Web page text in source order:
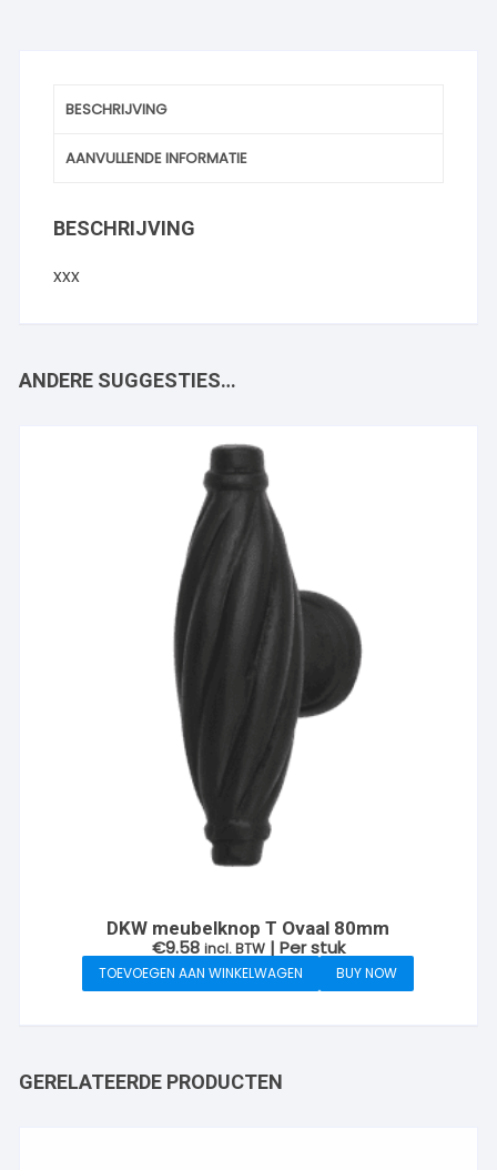
BESCHRIJVING
AANVULLENDE INFORMATIE
BESCHRIJVING
xxx
ANDERE SUGGESTIES…
DKW meubelknop T Ovaal 80mm
€9.58 incl. BTW | Per stuk
TOEVOEGEN AAN WINKELWAGEN BUY NOW
GERELATEERDE PRODUCTEN